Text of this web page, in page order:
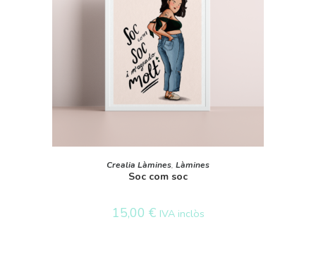
AFEGEIX A LA CISTELLA
Crealia Làmines, Làmines
Soc com soc
15,00 € IVA inclòs